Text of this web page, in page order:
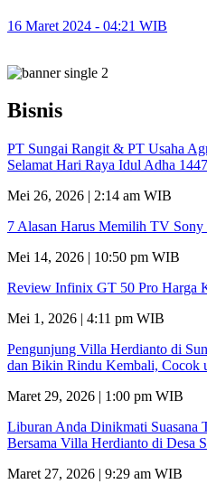
16 Maret 2024 - 04:21 WIB
Bisnis
PT Sungai Rangit & PT Usaha
Selamat Hari Raya Idul Adha
Mei 26, 2026 | 2:14 am WIB
7 Alasan Harus Memilih TV Sony
Mei 14, 2026 | 10:50 pm WIB
Review Infinix GT 50 Pro Harga
Mei 1, 2026 | 4:11 pm WIB
Pengunjung Villa Herdianto di
dan Bikin Rindu Kembali, Cocok
Maret 29, 2026 | 1:00 pm WIB
Liburan Anda Dinikmati Suasana
Bersama Villa Herdianto di Desa
Maret 27, 2026 | 9:29 am WIB